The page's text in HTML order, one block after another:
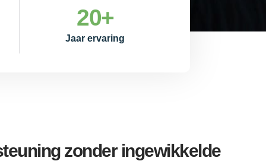
Jaar ervaring
20+
zonder ingewikkelde